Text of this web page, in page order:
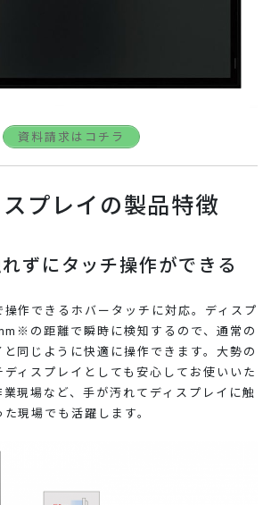
資料請求はコチラ
プレイの製品特徴
ずにタッチ操作ができる
作できるホバータッチに対応。ディスプ
の距離で瞬時に検知するので、通常の
同じように快適に操作できます。大勢の
ィスプレイとしても安心してお使いいた
現場など、手が汚れてディスプレイに触
現場でも活躍します。